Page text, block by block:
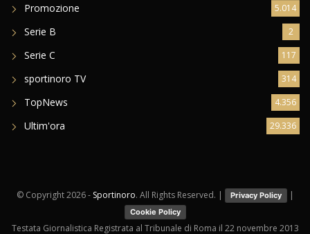
Promozione 5.014
Serie B 2
Serie C 117
sportinoro TV 314
TopNews 4.356
Ultim'ora 29.336
© Copyright2026 - Sportinoro. All Rights Reserved. | Privacy Policy |
Cookie Policy
Testata Giornalistica Registrata al Tribunale di Roma il 22 novembre 2013